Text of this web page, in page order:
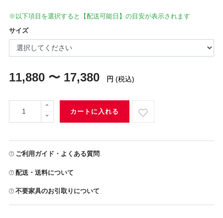
※以下項目を選択すると【配送可能日】の目安が表示されます
サイズ
11,880 〜 17,380 円 (税込)
カートに入れる
ご利用ガイド・よくある質問
配送・送料について
不要家具のお引取りについて